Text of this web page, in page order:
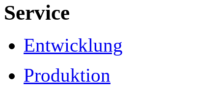
Service
Entwicklung
Produktion